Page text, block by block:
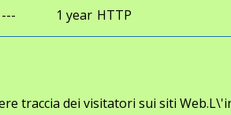
--- 1 year HTTP
traccia dei visitatori sui siti